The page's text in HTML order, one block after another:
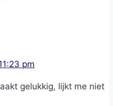
pm
gelukkig, lijkt me niet